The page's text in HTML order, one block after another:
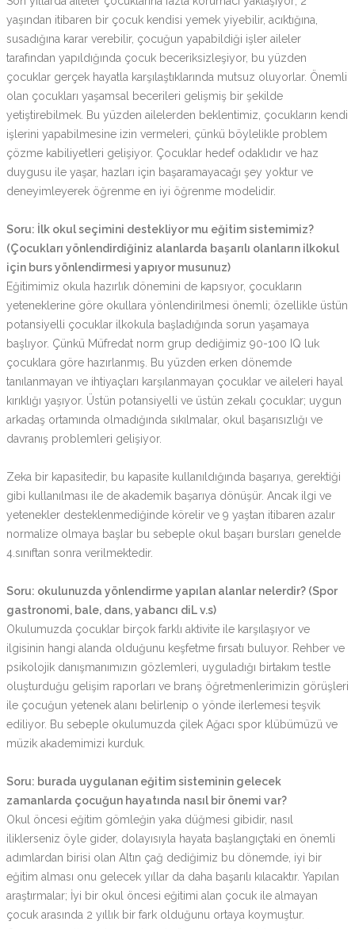
yaşından itibaren bir çocuk kendisi yemek yiyebilir, acıktığına,
susadığına karar verebilir, çocuğun yapabildiği işler aileler
tarafından yapıldığında çocuk beceriksizleşiyor, bu yüzden
çocuklar gerçek hayatla karşılaştıklarında mutsuz oluyorlar. Önemli
olan çocukları yaşamsal becerileri gelişmiş bir şekilde
yetiştirebilmek. Bu yüzden ailelerden beklentimiz, çocukların kendi
işlerini yapabilmesine izin vermeleri, çünkü böylelikle problem
çözme kabiliyetleri gelişiyor. Çocuklar hedef odaklıdır ve haz
duygusu ile yaşar, hazları için başaramayacağı şey yoktur ve
deneyimleyerek öğrenme en iyi öğrenme modelidir.
Soru: İlk okul seçimini destekliyor mu eğitim sistemimiz?
(Çocukları yönlendirdiğiniz alanlarda başarılı olanların ilkokul
için burs yönlendirmesi yapıyor musunuz)
Eğitimimiz okula hazırlık dönemini de kapsıyor, çocukların
yeteneklerine göre okullara yönlendirilmesi önemli; özellikle üstün
potansiyelli çocuklar ilkokula başladığında sorun yaşamaya
başlıyor. Çünkü Müfredat norm grup dediğimiz 90-100 IQ luk
çocuklara göre hazırlanmış. Bu yüzden erken dönemde
tanılanmayan ve ihtiyaçları karşılanmayan çocuklar ve aileleri hayal
kırıklığı yaşıyor. Üstün potansiyelli ve üstün zekalı çocuklar; uygun
arkadaş ortamında olmadığında sıkılmalar, okul başarısızlığı ve
davranış problemleri gelişiyor.
Zeka bir kapasitedir, bu kapasite kullanıldığında başarıya, gerektiği
gibi kullanılması ile de akademik başarıya dönüşür. Ancak ilgi ve
yetenekler desteklenmediğinde körelir ve 9 yaştan itibaren azalır
normalize olmaya başlar bu sebeple okul başarı bursları genelde
4.sınıftan sonra verilmektedir.
Soru: okulunuzda yönlendirme yapılan alanlar nelerdir? (Spor
gastronomi, bale, dans, yabancı diL v.s)
Okulumuzda çocuklar birçok farklı aktivite ile karşılaşıyor ve
ilgisinin hangi alanda olduğunu keşfetme fırsatı buluyor. Rehber ve
psikolojik danışmanımızın gözlemleri, uyguladığı birtakım testle
oluşturduğu gelişim raporları ve branş öğretmenlerimizin görüşleri
ile çocuğun yetenek alanı belirlenip o yönde ilerlemesi teşvik
ediliyor. Bu sebeple okulumuzda çilek Ağacı spor klübümüzü ve
müzik akademimizi kurduk.
Soru: burada uygulanan eğitim sisteminin gelecek
zamanlarda çocuğun hayatında nasıl bir önemi var?
Okul öncesi eğitim gömleğin yaka düğmesi gibidir, nasıl
iliklerseniz öyle gider, dolayısıyla hayata başlangıçtaki en önemli
adımlardan birisi olan Altın çağ dediğimiz bu dönemde, iyi bir
eğitim alması onu gelecek yıllar da daha başarılı kılacaktır. Yapılan
araştırmalar; İyi bir okul öncesi eğitimi alan çocuk ile almayan
çocuk arasında 2 yıllık bir fark olduğunu ortaya koymuştur.